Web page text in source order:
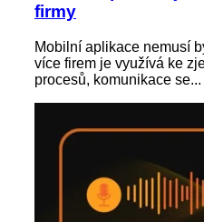
firmy
Mobilní aplikace nemusí
více firem je využívá ke
procesů, komunikace se...